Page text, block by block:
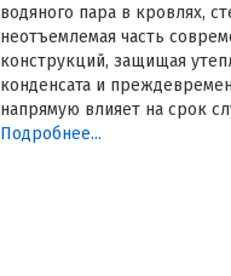
водяного пара в кровлях,
неотъемлемая часть
конструкций, защищая
конденсата и
напрямую влияет на срок
— системный разбор
Подробнее...